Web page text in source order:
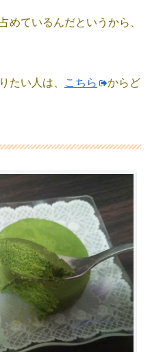
めているんだというから、
たい人は、 こちら
からど